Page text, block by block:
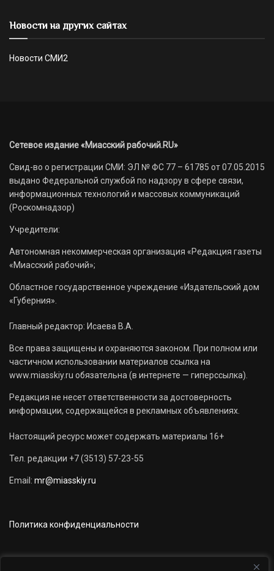
Новости на других сайтах
Новости СМИ2
Сетевое издание «Миасский рабочий.RU»
Свид-во о регистрации СМИ: ЭЛ № ФС 77 – 61785 от 07.05.2015
выдано Федеральной службой по надзору в сфере связи,
информационных технологий и массовых коммуникаций
(Роскомнадзор)
Учредители:
Автономная некоммерческая организация «Редакция газеты
«Миасский рабочий»;
Областное государственное учреждение «Издательский дом
«Губерния».
Главный редактор: Исаева В.А.
Все права защищены и охраняются законом. При полном или
частичном использовании материалов ссылка на
www.miasskiy.ru обязательна (в интернете — гиперссылка).
Редакция не несет ответственности за достоверность
информации, содержащейся в рекламных объявлениях.
Настоящий ресурс может содержать материалы 16+
Тел. редакции +7 (3513) 57-23-55
Email: mr@miasskiy.ru
Политика конфиденциальности